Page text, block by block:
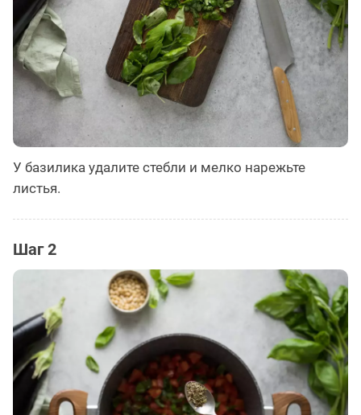
У базилика удалите стебли и мелко нарежьте
листья.
Шаг 2